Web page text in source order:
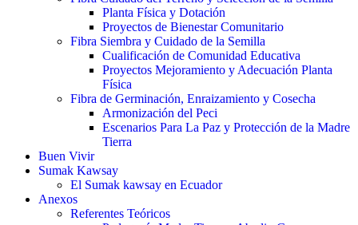
Planta Física y Dotación
Proyectos de Bienestar Comunitario
Fibra Siembra y Cuidado de la Semilla
Cualificación de Comunidad Educativa
Proyectos Mejoramiento y Adecuación Planta
Física
Fibra de Germinación, Enraizamiento y Cosecha
Armonización del Peci
Escenarios Para La Paz y Protección de la Madre
Tierra
Buen Vivir
Sumak Kawsay
El Sumak kawsay en Ecuador
Anexos
Referentes Teóricos